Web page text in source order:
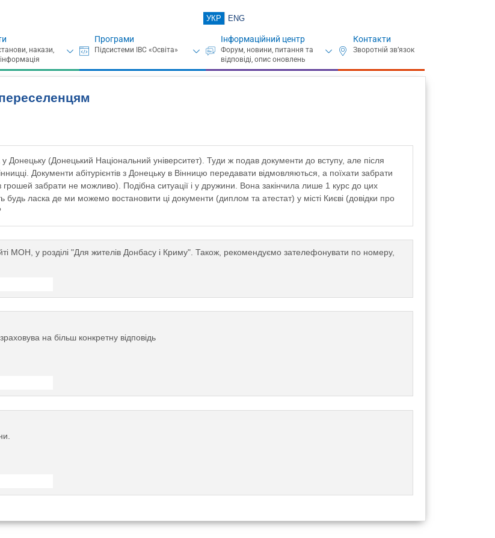
УКР ENG
Програми Інформаційний центр Контакти
Донецьку (Донецький Національний університет). Туди ж подав документи до вступу, але після
Документи абітурієнтів з Донецьку в Вінницю передавати відмовляються, а поїхати забрати
забрати не можливо). Подібна ситуації і у дружини. Вона закінчила лише 1 курс до цих
будь ласка де ми можемо востановити ці документи (диплом та атестат) у місті Києві (довідки про
МОН, у розділі "Для жителів Донбасу і Криму". Також, рекомендуємо зателефонувати по номеру,
на більш конкретну відповідь